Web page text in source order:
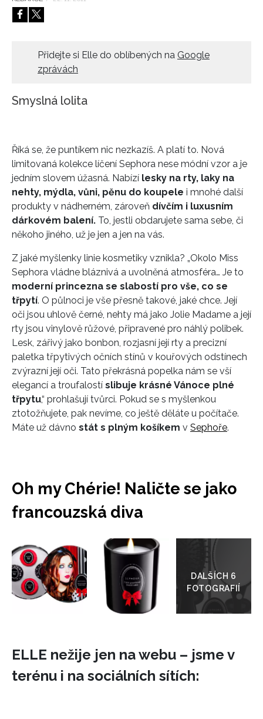
HOME
Přidejte si Elle do oblíbených na Google
zprávách
Smyslná lolita
Říká se, že puntíkem nic nezkazíš. A platí to. Nová
limitovaná kolekce líčení Sephora nese módní vzor a je
jedním slovem úžasná. Nabízí lesky na rty, laky na
nehty, mýdla, vůni, pěnu do koupele i mnohé další
produkty v nádherném, zároveň dívčím i luxusním
dárkovém balení. To, jestli obdarujete sama sebe, či
někoho jiného, už je jen a jen na vás.
Z jaké myšlenky linie kosmetiky vznikla? „Okolo Miss
Sephora vládne bláznivá a uvolněná atmosféra… Je to
moderní princezna se slabostí pro vše, co se
třpytí. O půlnoci je vše přesně takové, jaké chce. Její
oči jsou uhlově černé, nehty má jako Jolie Madame a její
rty jsou vinylově růžové, připravené pro náhlý polibek.
Lesk, zářivý jako bonbon, rozjasní její rty a precizní
paletka třpytivých očních stínů v kouřových odstínech
zvýrazní její oči. Tato překrásná popelka nám se vší
elegancí a troufalostí slibuje krásné Vánoce plné
třpytu,“ prohlašují tvůrci. Pokud se s myšlenkou
ztotožňujete, pak nevíme, co ještě děláte u počítače.
Máte už dávno stát s plným košíkem v Sephoře.
Oh my Chérie! Naličte se jako
francouzská diva
Přejít
galerie
ELLE nežije jen na webu – jsme v
terénu i na sociálních sítích: